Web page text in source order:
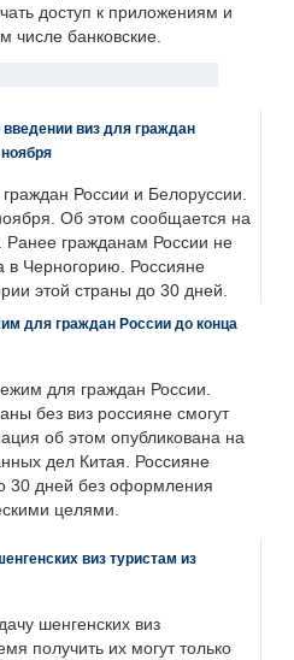
доступ к приложениям и
числе банковские.
виз для граждан
России и Белоруссии.
Об этом сообщается на
Ранее гражданам России не
в Черногорию. Россияне
этой страны до 30 дней.
для граждан России до конца
для граждан России.
без виз россияне смогут
об этом опубликована на
дел Китая. Россияне
30 дней без оформления
целями.
виз туристам из
шенгенских виз
получить их могут только